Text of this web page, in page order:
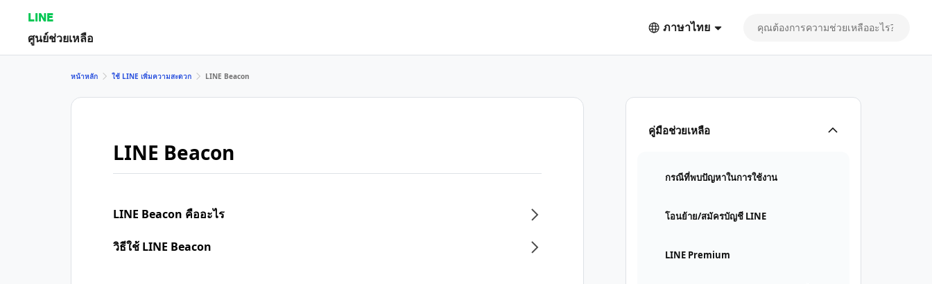
LINE
ศูนย์ช่วยเหลือ
ภาษาไทย
คู่มือช่วยเหลือ
กรณีที่พบปัญหาในการใช้งาน
โอนย้าย/สมัครบัญชี LINE
LINE Premium
หน้าหลัก ใช้ LINE เพิ่มความสะดวก LINE Beacon
LINE Beacon
LINE Beacon คืออะไร
วิธีใช้ LINE Beacon